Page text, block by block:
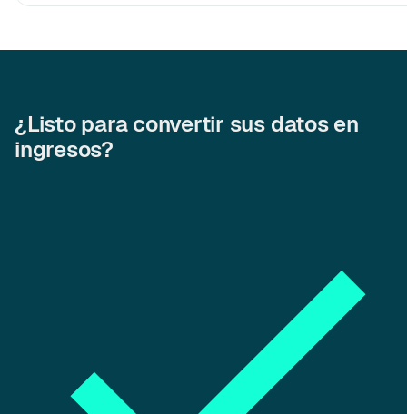
¿Listo para convertir sus datos en
ingresos?